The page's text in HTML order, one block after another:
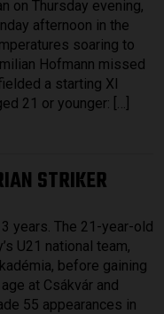
on Thursday evening,
afternoon in the
soaring to
Hofmann missed
a starting XI
21 or younger: […]
STRIKER
years. The 21-year-old
U21 national team,
before gaining
at Csákvár and
55 appearances in